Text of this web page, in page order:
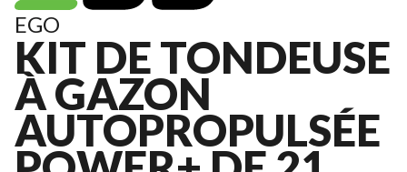
EGO
KIT DE TONDEUSE
À GAZON
AUTOPROPULSÉE